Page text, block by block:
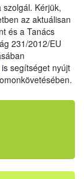
Kérjük,
az aktuálisan
és a Tanács
231/2012/EU
is segítséget nyújt